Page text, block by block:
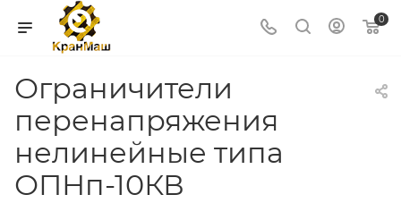
0
Ограничители
перенапряжения
нелинейные типа
ОПНп-10КВ